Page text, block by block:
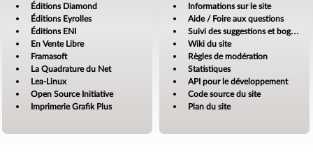
Éditions Diamond
Éditions Eyrolles
Éditions ENI
En Vente Libre
Framasoft
La Quadrature du Net
Lea-Linux
Open Source Initiative
Imprimerie Grafik Plus
Informations sur le site
Aide / Foire aux questions
Suivi des suggestions et bogues
Wiki du site
Règles de modération
Statistiques
API pour le développement
Code source du site
Plan du site